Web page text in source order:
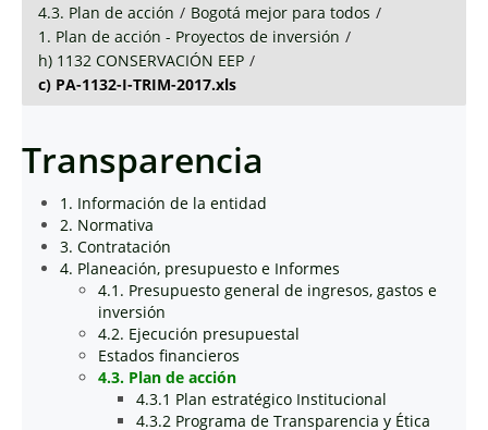
4.3. Plan de acción / Bogotá mejor para todos /
1. Plan de acción - Proyectos de inversión /
h) 1132 CONSERVACIÓN EEP /
c) PA-1132-I-TRIM-2017.xls
Transparencia
1. Información de la entidad
2. Normativa
3. Contratación
4. Planeación, presupuesto e Informes
4.1. Presupuesto general de ingresos, gastos e
inversión
4.2. Ejecución presupuestal
Estados financieros
4.3. Plan de acción
4.3.1 Plan estratégico Institucional
4.3.2 Programa de Transparencia y Ética